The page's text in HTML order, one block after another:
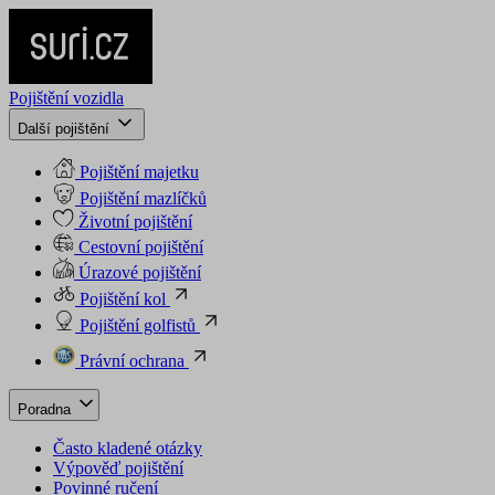
Pojištění vozidla
Další pojištění
Pojištění majetku
Pojištění mazlíčků
Životní pojištění
Cestovní pojištění
Úrazové pojištění
Pojištění kol
Pojištění golfistů
Právní ochrana
Poradna
Často kladené otázky
Výpověď pojištění
Povinné ručení